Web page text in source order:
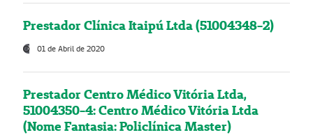
Prestador Clínica Itaipú Ltda (51004348-2)
01 de Abril de 2020
Prestador Centro Médico Vitória Ltda,
51004350-4: Centro Médico Vitória Ltda
(Nome Fantasia: Policlínica Master)